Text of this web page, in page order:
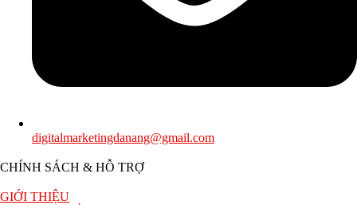
digitalmarketingdanang@gmail.com
CHÍNH SÁCH & HỖ TRỢ
GIỚI THIỆU